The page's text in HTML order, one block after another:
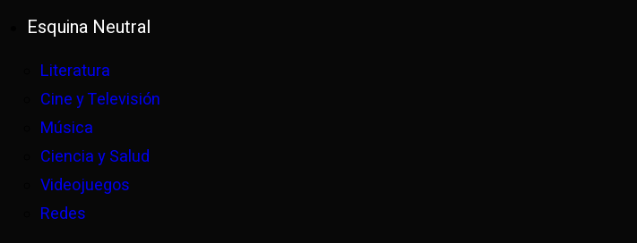
Esquina Neutral
Literatura
Cine y Televisión
Música
Ciencia y Salud
Videojuegos
Redes